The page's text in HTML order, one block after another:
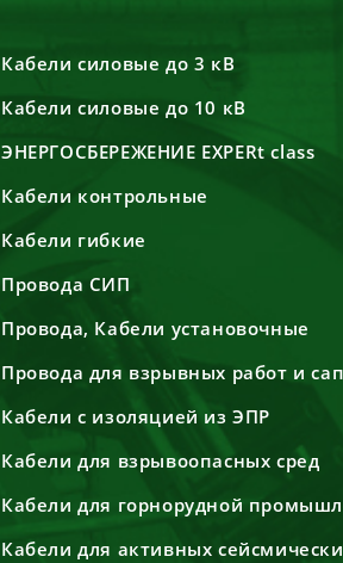
Кабели силовые до 3 кВ
Кабели силовые до 10 кВ
ЭНЕРГОСБЕРЕЖЕНИЕ EXPERt class
Кабели контрольные
Кабели гибкие
Провода СИП
Провода, Кабели установочные
Провода для взрывных работ и
Кабели с изоляцией из ЭПР
Кабели для взрывоопасных сред
Кабели для горнорудной
Кабели для активных